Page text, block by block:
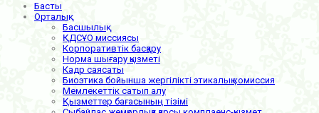
Басты
Орталық
Басшылық
ҚДСҰО миссиясы
Корпоративтік басқару
Норма шығару қызметі
Кадр саясаты
Биоэтика бойынша жергілікті этикалық комиссия
Мемлекеттік сатып алу
Қызметтер бағасының тізімі